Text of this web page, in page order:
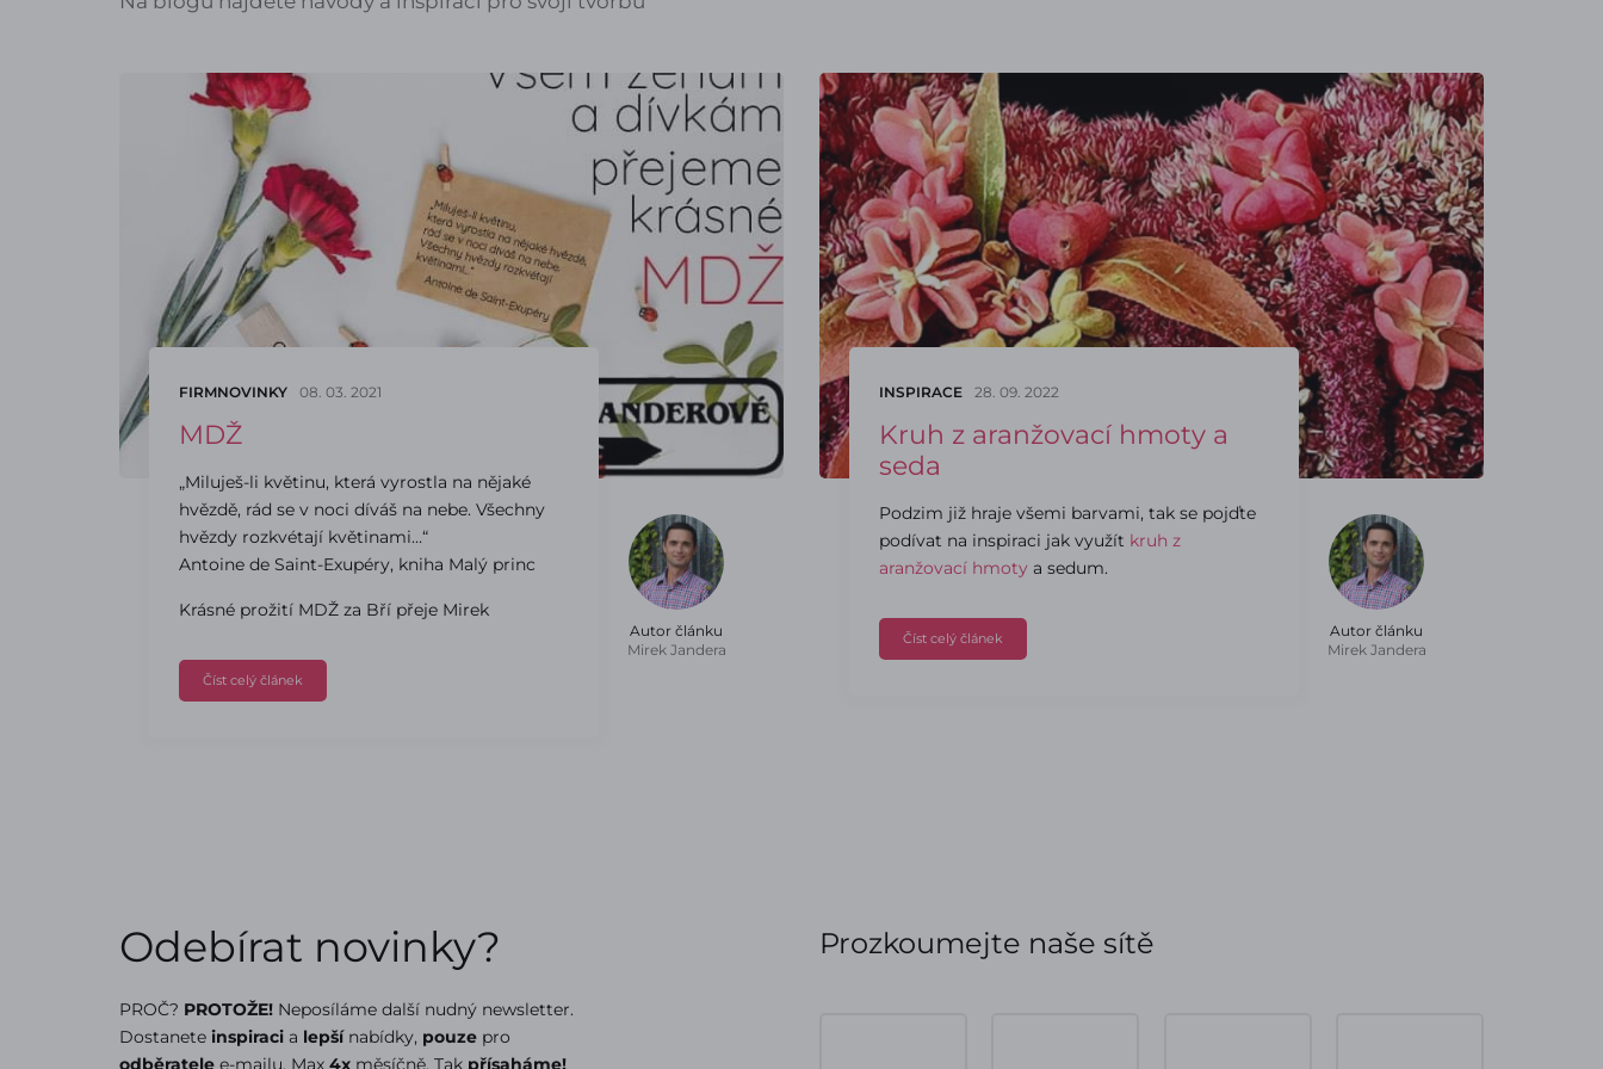
FIRMNOVINKY 08. 03. 2021
MDŽ
„Miluješ-li květinu, která vyrostla na nějaké
hvězdě, rád se v noci díváš na nebe. Všechny
hvězdy rozkvétají květinami…“
Antoine de Saint-Exupéry, kniha Malý princ
Krásné prožití MDŽ za Bří přeje Mirek
Číst celý článek
Autor článku
Mirek Jandera
INSPIRACE 28. 09. 2022
Kruh z aranžovací hmoty a
seda
Podzim již hraje všemi barvami, tak se pojďte
podívat na inspiraci jak využít kruh z
aranžovací hmoty a sedum.
Číst celý článek
Autor článku
Mirek Jandera
Odebírat novinky?
PROČ? PROTOŽE! Neposíláme další nudný newsletter.
Dostanete inspiraci a lepšínabídky, pouze pro
odběratele e-mailu. Max 4x měsíčně. Tak přísaháme!
Prozkoumejte naše sítě